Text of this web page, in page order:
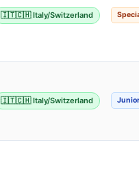
🇮🇹🇨🇭 Italy/Switzerland
🇮🇹🇨🇭 Italy/Switzerland Junior